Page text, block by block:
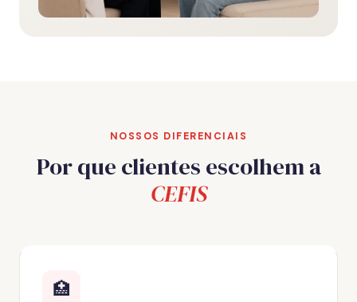
NOSSOS DIFERENCIAIS
Por que clientes escolhem a
CEFIS
🏥